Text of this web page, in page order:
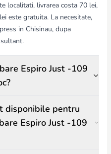
În plus, pentru un mediu
echipat cu un sistem
panou panoramic pe spătar și
localitati, livrarea costa 70 lei,
este gratuita. La necesitate,
in Chisinau, dupa
Espiro Just -109
disponibile pentru
Espiro Just -109